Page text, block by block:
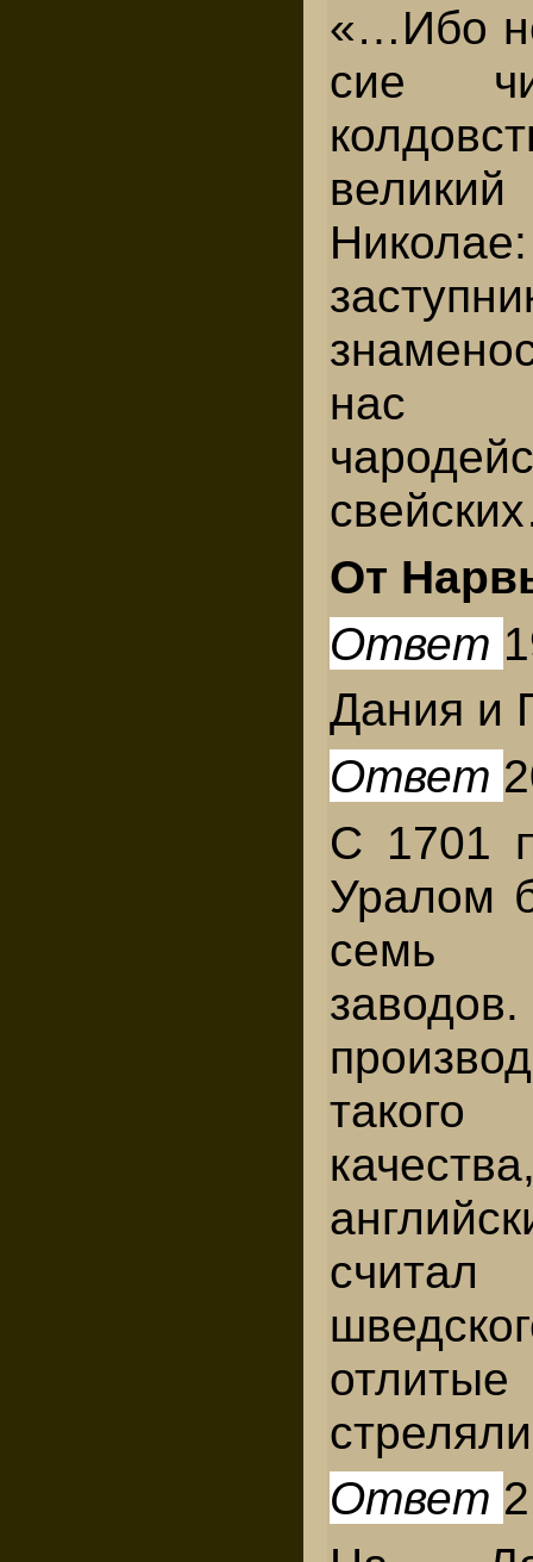
«…Ибо
сие
нас
От
Ответ
Дания и
Ответ
С 1701
Уралом
семь
Ответ